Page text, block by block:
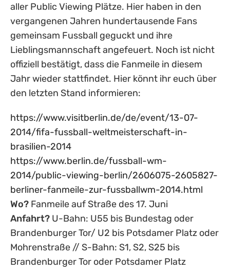
aller Public Viewing Plätze. Hier haben in den
vergangenen Jahren hundertausende Fans
gemeinsam Fussball geguckt und ihre
Lieblingsmannschaft angefeuert. Noch ist nicht
offiziell bestätigt, dass die Fanmeile in diesem
Jahr wieder stattfindet. Hier könnt ihr euch über
den letzten Stand informieren:
https://www.visitberlin.de/de/event/13-07-
2014/fifa-fussball-weltmeisterschaft-in-
brasilien-2014
https://www.berlin.de/fussball-wm-
2014/public-viewing-berlin/2606075-2605827-
berliner-fanmeile-zur-fussballwm-2014.html
Wo? Fanmeile auf Straße des 17. Juni
Anfahrt? U-Bahn: U55 bis Bundestag oder
Brandenburger Tor/ U2 bis Potsdamer Platz oder
Mohrenstraße // S-Bahn: S1, S2, S25 bis
Brandenburger Tor oder Potsdamer Platz